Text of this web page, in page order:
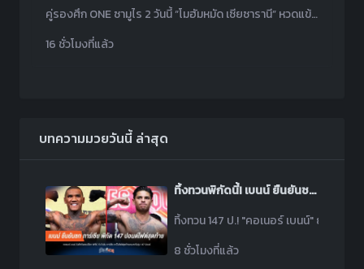
คู่รองศึก ONE ซามูไร 2 วันนี้ “โมฮัมหมัด เซียซารานี” หวดแข้งซ้ายเข้าก้านคอปิดเกมน็อค “คาอิโตะ” ยก 1 คว้าโบนัส 7.5 ล้านเยน หรือกว่า 1.5 ล้านบาท เข้าไปรอดวล “โนอิริ” รอบต่อไป
16 ชั่วโมงที่แล้ว
บทความมวยวันนี้ ล่าสุด
ทิ้งทวนพิกัดนี้! เบนน์ ยืนยันชก การ์เซีย 147 ปอนด์ ก่อนขยับรุ่น
ทิ้งทวน 147 ป.! "คอเนอร์ เบนน์" ยันไฟต์ชิ
8 ชั่วโมงที่แล้ว